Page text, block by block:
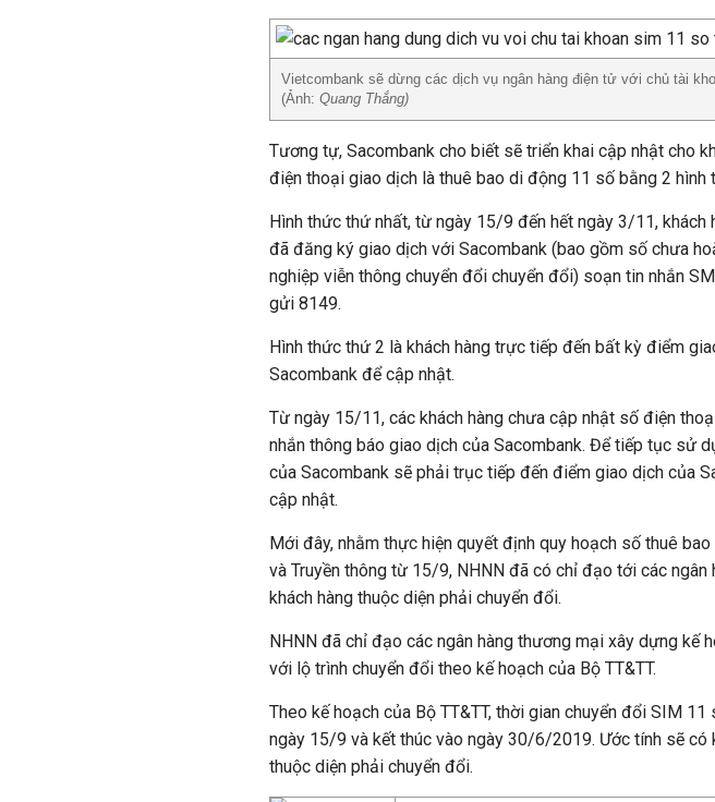
Vietcombank sẽ dừng các dịch vụ ngân hàng điện tử với chủ tài
(Ảnh: Quang Thắng)
Tương tự, Sacombank cho biết sẽ triển khai cập nhật cho
điện thoại giao dịch là thuê bao di động 11 số bằng 2 hình
Hình thức thứ nhất, từ ngày 15/9 đến hết ngày 3/11, khách
đã đăng ký giao dịch với Sacombank (bao gồm số chưa
nghiệp viễn thông chuyển đổi chuyển đổi) soạn tin nhắn
gửi 8149.
Hình thức thứ 2 là khách hàng trực tiếp đến bất kỳ điểm
Sacombank để cập nhật.
Từ ngày 15/11, các khách hàng chưa cập nhật số điện
nhắn thông báo giao dịch của Sacombank. Để tiếp tục sử
của Sacombank sẽ phải trục tiếp đến điểm giao dịch của
cập nhật.
Mới đây, nhằm thực hiện quyết định quy hoạch số thuê
và Truyền thông từ 15/9, NHNN đã có chỉ đạo tới các ngân
khách hàng thuộc diện phải chuyển đổi.
NHNN đã chỉ đạo các ngân hàng thương mại xây dựng kế
với lộ trình chuyển đổi theo kế hoạch của Bộ TT&TT.
Theo kế hoạch của Bộ TT&TT, thời gian chuyển đổi SIM
ngày 15/9 và kết thúc vào ngày 30/6/2019. Ước tính sẽ có
thuộc diện phải chuyển đổi.